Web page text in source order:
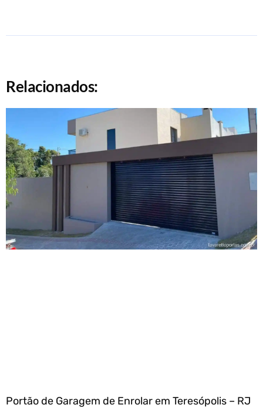
Relacionados:
Portão de Garagem de Enrolar em Teresópolis – RJ